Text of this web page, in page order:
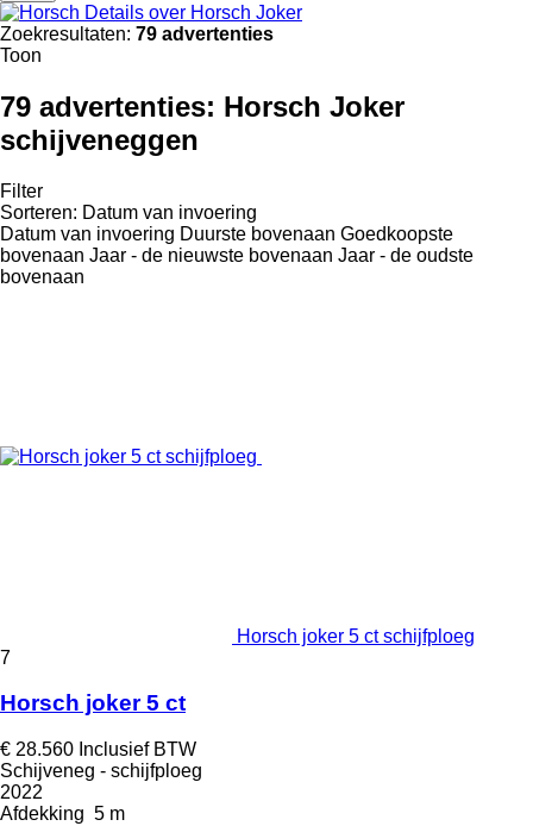
Details over Horsch Joker
Zoekresultaten: 79 advertenties
Toon
79 advertenties: Horsch Joker
schijveneggen
Filter
Sorteren: Datum van invoering
Datum van invoering Duurste bovenaan Goedkoopste
bovenaan Jaar - de nieuwste bovenaan Jaar - de oudste
bovenaan
Horsch joker 5 ct schijfploeg
7
Horsch joker 5 ct
€ 28.560 Inclusief BTW
Schijveneg - schijfploeg
2022
Afdekking 5 m